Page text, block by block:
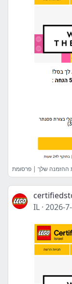
ההזמנה שלך | פרסומת
IL · 2026-